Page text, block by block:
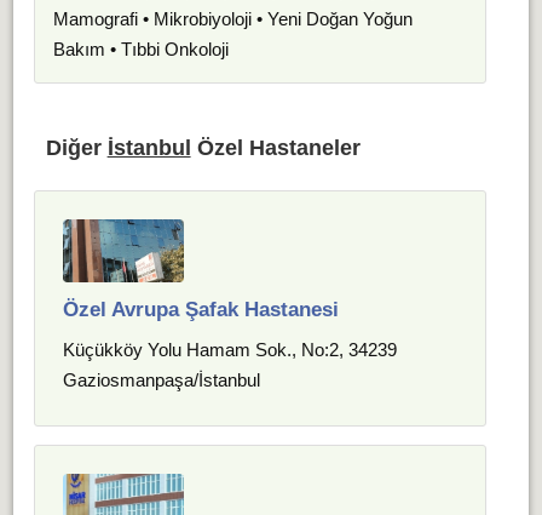
Mamografi • Mikrobiyoloji • Yeni Doğan Yoğun
Bakım • Tıbbi Onkoloji
Diğer İstanbul Özel Hastaneler
Özel Avrupa Şafak Hastanesi
Küçükköy Yolu Hamam Sok., No:2, 34239
Gaziosmanpaşa/İstanbul